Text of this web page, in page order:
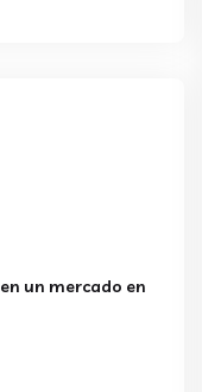
un mercado en